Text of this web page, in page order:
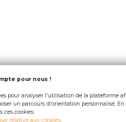
pour nous !
pour analyser l'utilisation de la plateforme
un parcours d'orientation personnalisé. En
ces cookies.
relative aux cookies.